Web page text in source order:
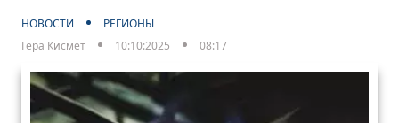
НОВОСТИ
РЕГИОНЫ
Гера Кисмет
10:10:2025 08:17